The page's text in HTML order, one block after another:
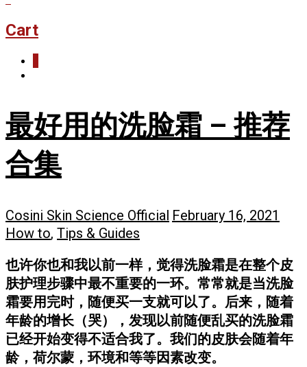
Cart
最好用的洗脸霜 – 推荐
合集
Cosini Skin Science Official February 16, 2021
How to, Tips & Guides
也许你也和我以前一样，觉得洗脸霜是在整个皮
肤护理步骤中最不重要的一环。常常就是当洗脸
霜要用完时，随便买一支就可以了。后来，随着
年龄的增长（哭），发现以前随便乱买的洗脸霜
已经开始变得不适合我了。我们的皮肤会随着年
龄，荷尔蒙，环境和等等因素改变。